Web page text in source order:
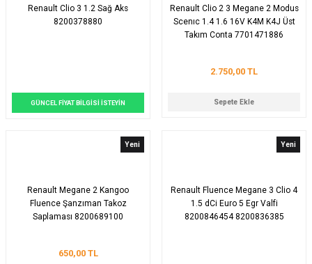
Renault Clio 3 1.2 Sağ Aks
8200378880
GÜNCEL FİYAT BİLGİSİ İSTEYİN
Renault Clio 2 3 Megane 2 Modus
Scenıc 1.4 1.6 16V K4M K4J Üst
Takım Conta 7701471886
2.750,00 TL
Sepete Ekle
Yeni
Renault Megane 2 Kangoo
Fluence Şanzıman Takoz
Saplaması 8200689100
650,00 TL
Yeni
Renault Fluence Megane 3 Clio 4
1.5 dCi Euro 5 Egr Valfi
8200846454 8200836385